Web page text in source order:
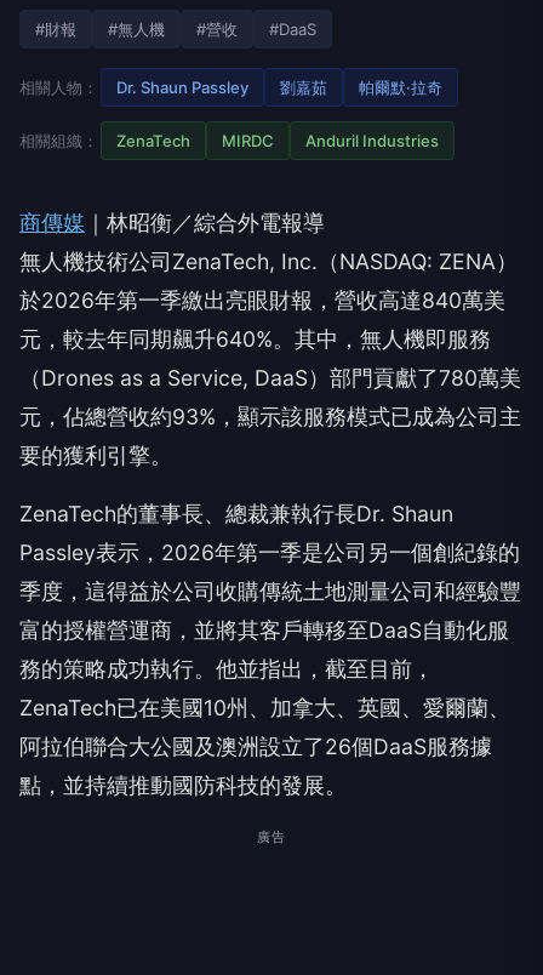
#財報 #無人機 #營收 #DaaS
相關人物： Dr. Shaun Passley 劉嘉茹 帕爾默·拉奇
相關組織： ZenaTech MIRDC Anduril Industries
商傳媒 ｜林昭衡／綜合外電報導
無人機技術公司ZenaTech, Inc.（NASDAQ: ZENA）
於2026年第一季繳出亮眼財報，營收高達840萬美
元，較去年同期飆升640%。其中，無人機即服務
（Drones as a Service, DaaS）部門貢獻了780萬美
元，佔總營收約93%，顯示該服務模式已成為公司主
要的獲利引擎。
ZenaTech的董事長、總裁兼執行長Dr. Shaun
Passley表示，2026年第一季是公司另一個創紀錄的
季度，這得益於公司收購傳統土地測量公司和經驗豐
富的授權營運商，並將其客戶轉移至DaaS自動化服
務的策略成功執行。他並指出，截至目前，
ZenaTech已在美國10州、加拿大、英國、愛爾蘭、
阿拉伯聯合大公國及澳洲設立了26個DaaS服務據
點，並持續推動國防科技的發展。
廣告